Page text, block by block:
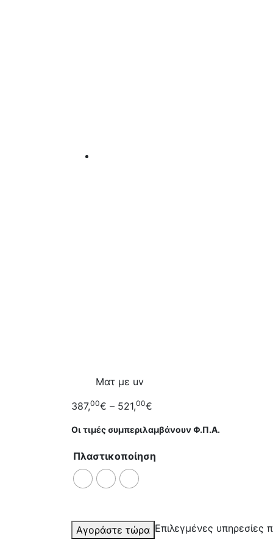
Ματ με uv
387,00€ – 521,00€
Οι τιμές συμπεριλαμβάνουν Φ.Π.Α.
Πλαστικοποίηση
Αγοράστε τώρα Επιλεγμένες υπηρεσίες